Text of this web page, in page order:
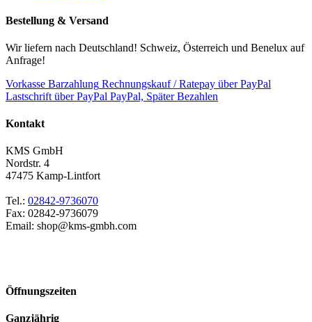
Bestellung & Versand
Wir liefern nach Deutschland! Schweiz, Österreich und Benelux auf
Anfrage!
Vorkasse Barzahlung Rechnungskauf / Ratepay über PayPal
Lastschrift über PayPal PayPal, Später Bezahlen
Kontakt
KMS GmbH
Nordstr. 4
47475 Kamp-Lintfort
Tel.: 02842-9736070
Fax: 02842-9736079
Email: shop
Öffnungszeiten
Ganzjährig